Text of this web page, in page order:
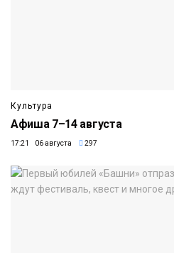
Культура
Афиша 7–14 августа
17:21 06 августа 297